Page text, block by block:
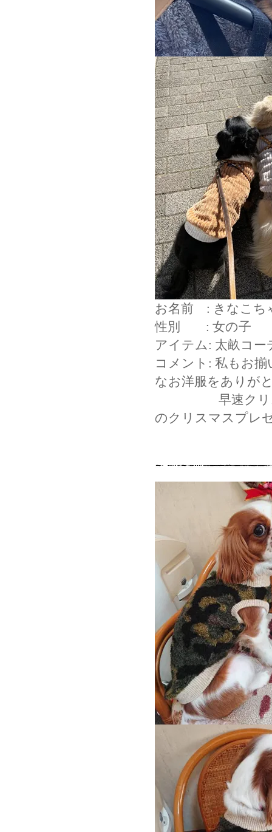
お名前 : きなこち
性別 : 女の子
アイテム: 太畝コ
コメント: 私もお
なお洋服をありが
早速クリスマ
のクリスマスプレ